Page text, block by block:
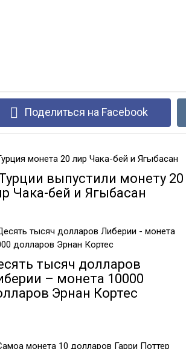
Поделиться на Facebook
выпустили монету 20
Чака-бей и Ягыбасан
тысяч долларов
– монета 10000
Эрнан Кортес